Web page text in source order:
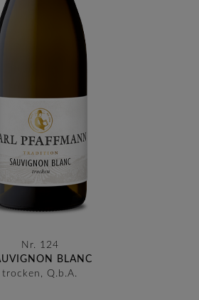
Nr. 124
BLANC
trocken, Q.b.A.